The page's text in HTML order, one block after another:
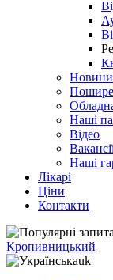
Новини
Наші
Відео
Наші
Лікарі
Ціни
Контакти
Кропивницький
uk